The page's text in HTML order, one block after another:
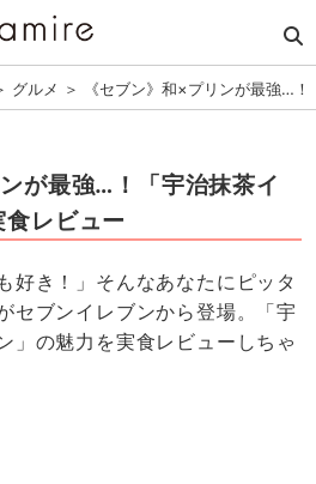
グルメ ＞ 《セブン》和×プリンが最強…
が最強…！「宇治抹茶イ
レビュー
好き！」そんなあなたにピッタ
セブンイレブンから登場。「宇
」の魅力を実食レビューしちゃ